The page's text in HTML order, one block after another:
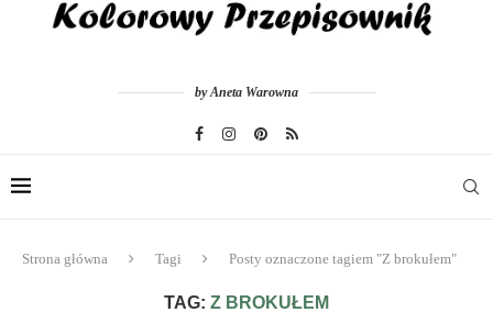
by Aneta Warowna
Strona główna Tagi Posty oznaczone tagiem "Z brokułem"
TAG: Z BROKUŁEM